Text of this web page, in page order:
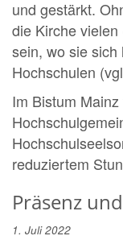
und gestärkt.
die Kirche
sein, wo sie
Hochschulen
Im Bistum
reduziertem
Präsenz
1. Juli 2022